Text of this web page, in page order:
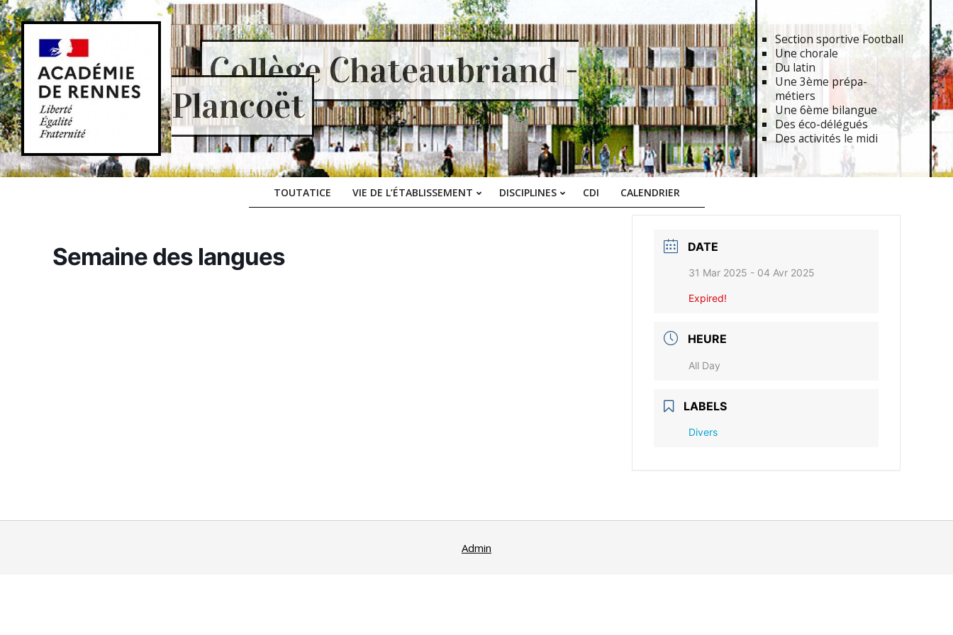
Skip
to
content
Collège Chateaubriand -
Plancoët
Section sportive Football
Une chorale
Du latin
Une 3ème prépa-
métiers
Une 6ème bilangue
Des éco-délégués
Des activités le midi
Primary
TOUTATICE VIE DE L’ÉTABLISSEMENT DISCIPLINES CDI CALENDRIER
Semaine des langues DATE
31 Mar 2025 - 04 Avr 2025
Expired!
HEURE
All Day
LABELS
Divers
Admin